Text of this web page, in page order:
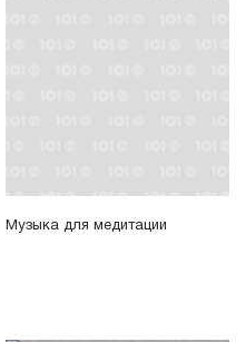
Музыка для медитации